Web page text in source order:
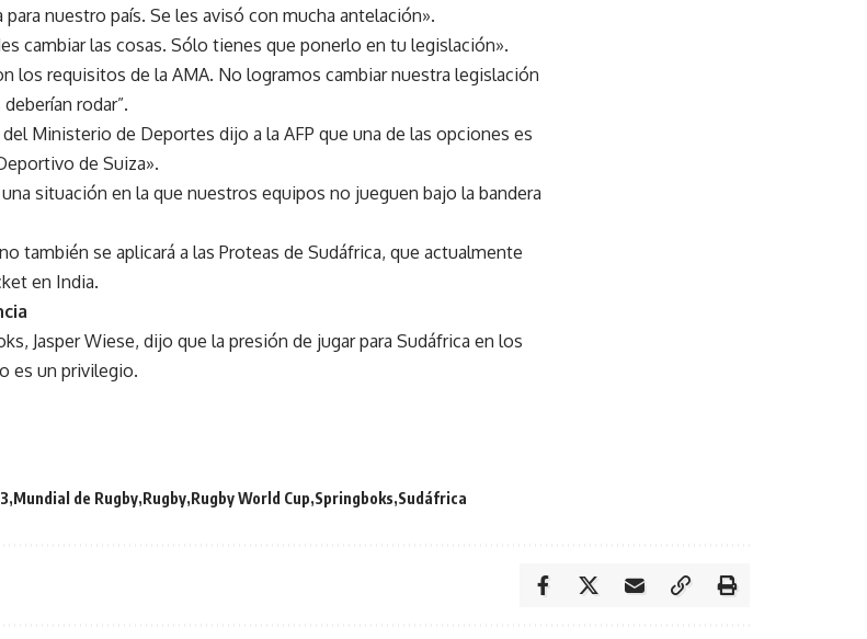
para nuestro país. Se les avisó con mucha antelación».
cambiar las cosas. Sólo tienes que ponerlo en tu legislación».
los requisitos de la AMA. No logramos cambiar nuestra legislación
rodar”.
Ministerio de Deportes dijo a la AFP que una de las opciones es
de Suiza».
situación en la que nuestros equipos no jueguen bajo la bandera
también se aplicará a las Proteas de Sudáfrica, que actualmente
en India.
Jasper Wiese, dijo que la presión de jugar para Sudáfrica en los
es un privilegio.
Mundial de Rugby Rugby Rugby World Cup Springboks Sudáfrica